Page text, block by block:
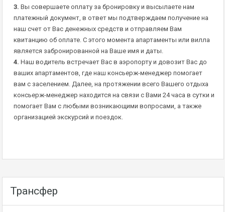
3. Вы совершаете оплату за бронировку и высылаете нам
платежный документ, в ответ мы подтверждаем получение на
наш счет от Вас денежных средств и отправляем Вам
квитанцию об оплате. С этого момента апартаменты или вилла
является забронированной на Ваше имя и даты.
4. Наш водитель встречает Вас в аэропорту и довозит Вас до
ваших апартаментов, где наш консьерж-менеджер помогает
вам с заселением. Далее, на протяжении всего Вашего отдыха
консьерж-менеджер находится на связи с Вами 24 часа в сутки и
помогает Вам с любыми возникающими вопросами, а также
организацией экскурсий и поездок.
Трансфер